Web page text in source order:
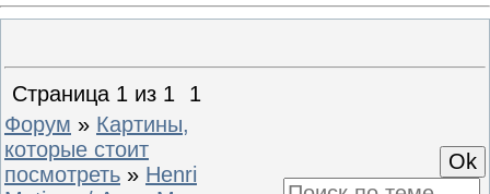
Страница 1 из 1
1
Форум » Картины,
которые стоит
посмотреть » Henri